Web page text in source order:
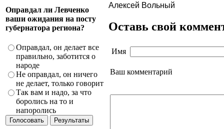
Оправдал ли Левченко
ваши ожидания на посту
губернатора региона?
Оправдал, он делает все
правильно, заботится о
народе
Не оправдал, он ничего
не делает, только говорит
Так вам и надо, за что
боролись на то и
напоролись
Алексей Вольный
Оставь свой
Имя
Ваш комментарий